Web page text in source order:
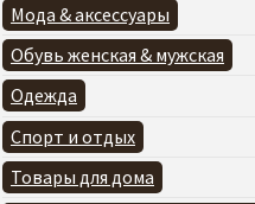
Мода & аксессуары
Обувь женская & мужская
Одежда
Спорт и отдых
Товары для дома